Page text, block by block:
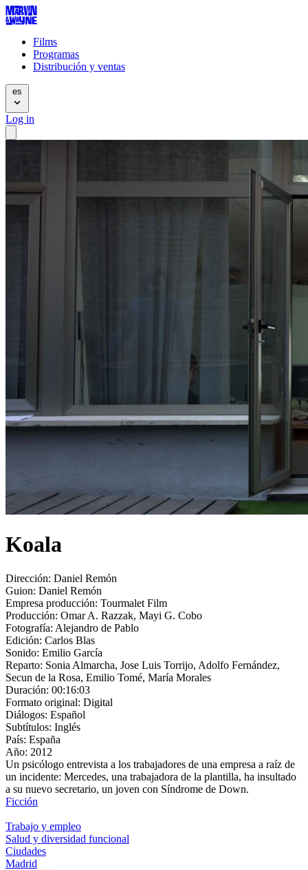
Films
Programas
Distribución y ventas
es
Log in
Koala
Dirección: Daniel Remón
Guion: Daniel Remón
Empresa producción: Tourmalet Film
Producción: Omar A. Razzak, Mayi G. Cobo
Fotografía: Alejandro de Pablo
Edición: Carlos Blas
Sonido: Emilio García
Reparto: Sonia Almarcha, Jose Luis Torrijo, Adolfo Fernández,
Secun de la Rosa, Emilio Tomé, María Morales
Duración: 00:16:03
Formato original: Digital
Diálogos: Español
Subtítulos: Inglés
País: España
Año: 2012
Un psicólogo entrevista a los trabajadores de una empresa a raíz de
un incidente: Mercedes, una trabajadora de la plantilla, ha insultado
a su nuevo secretario, un joven con Síndrome de Down.
Ficción
Trabajo y empleo
Salud y diversidad funcional
Ciudades
Madrid